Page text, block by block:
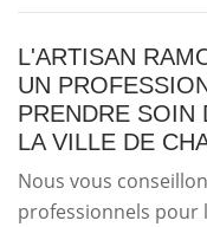
L'ARTISAN
UN
PRENDRE SOIN
LA VILLE DE
Nous vous
professionnels pour